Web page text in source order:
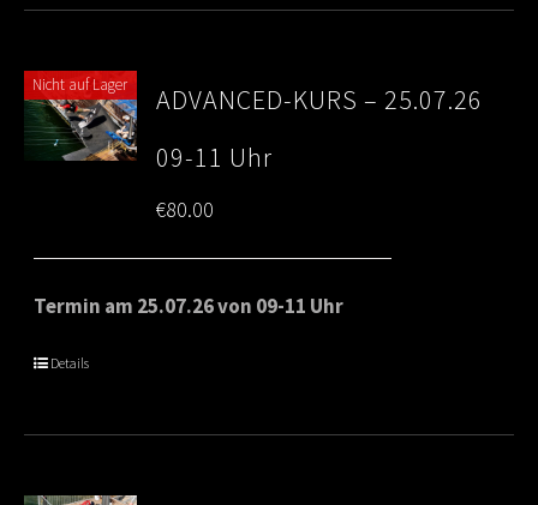
Nicht auf Lager
ADVANCED-KURS – 25.07.26
09-11 Uhr
€80.00
Termin am 25.07.26 von 09-11 Uhr
Details